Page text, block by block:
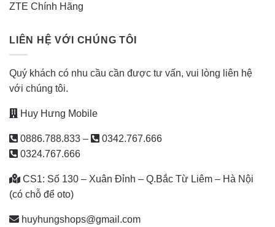
ZTE Chính Hãng
LIÊN HỆ VỚI CHÚNG TÔI
Quý khách có nhu cầu cần được tư vấn, vui lòng liên hệ
với chúng tôi.
Huy Hưng Mobile
0886.788.833 –
0342.767.666
0324.767.666
CS1: Số 130 – Xuân Đỉnh – Q.Bắc Từ Liêm – Hà Nội
(có chỗ để oto)
huyhungshops@gmail.com